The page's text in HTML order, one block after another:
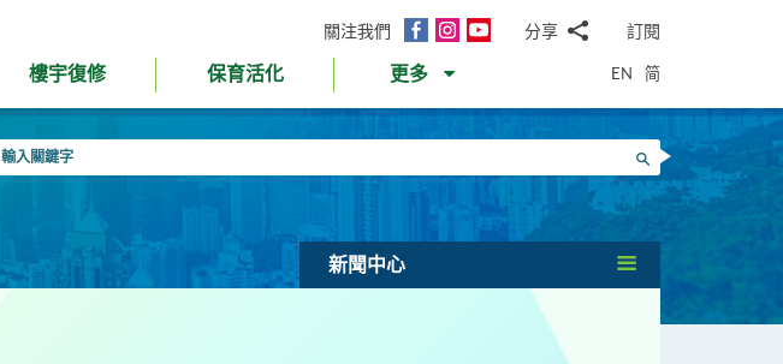
關注我們
面
InstagramYouTube分享
郵WhatsApp
微
信
面
書Twitter
LinkedIn
微
博
訂閱
樓宇復修 保育活化 更多 EN 简
搜尋
新聞中心